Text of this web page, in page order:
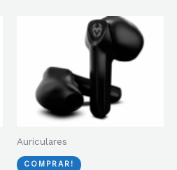
Auriculares
COMPRAR!